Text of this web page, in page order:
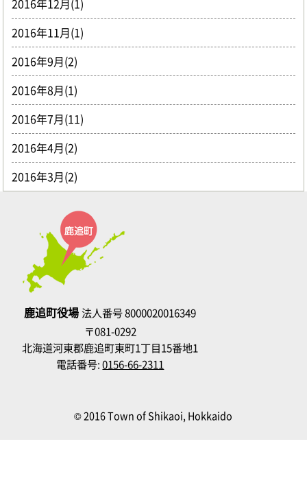
2016年11月(1)
2016年9月(2)
2016年8月(1)
2016年7月(11)
2016年4月(2)
2016年3月(2)
鹿追町役場法人番号 8000020016349
〒081-0292
北海道河東郡鹿追町東町1丁目15番地1
電話番号:0156-66-2311
© 2016 Town of Shikaoi, Hokkaido